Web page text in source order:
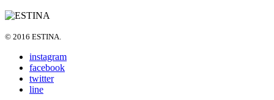
© 2016 ESTINA.
instagram
facebook
twitter
line